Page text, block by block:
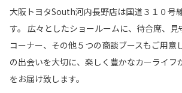
大阪トヨタSouth河内長野店は国道３１０号
す。 広々としたショールームに、待合席、
コーナー、その他５つの商談ブースもご用意
の出会いを大切に、楽しく豊かなカーライフ
をお届け致します。